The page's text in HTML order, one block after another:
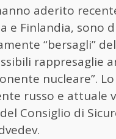
aderito
e Finlandia, sono
“bersagli”
rappresaglie
nucleare”.
russo e attuale
Consiglio di